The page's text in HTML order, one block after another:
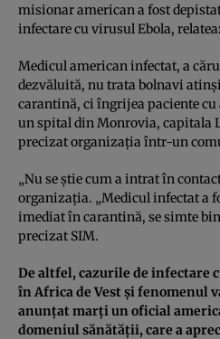
misionar american a fost
infectare cu virusul Ebola,
Medicul american infectat, a
dezvăluită, nu trata bolnavi
carantină, ci îngrijea paciente
un spital din Monrovia, capitala
precizat organizaţia într-un
„Nu se ştie cum a intrat în
organizaţia. „Medicul infectat a
imediat în carantină, se simte
precizat SIM.
De altfel, cazurile de infectare
în Africa de Vest şi fenomenul
anunţat marţi un oficial
domeniul sănătăţii, care a